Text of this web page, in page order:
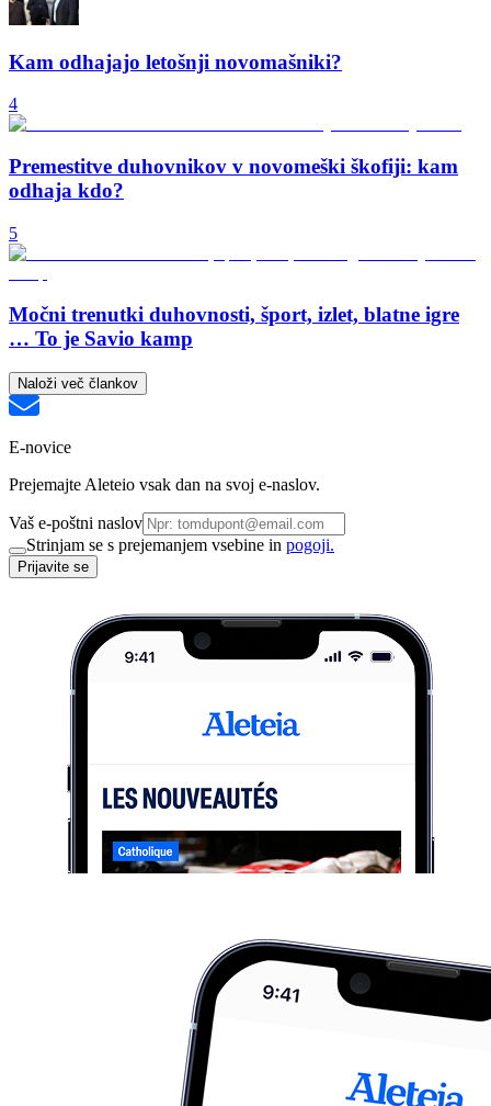
Kam odhajajo letošnji novomašniki?
4
Premestitve duhovnikov v novomeški škofiji: kam
odhaja kdo?
5
Močni trenutki duhovnosti, šport, izlet, blatne igre
… To je Savio kamp
Naloži več člankov
E-novice
Prejemajte Aleteio vsak dan na svoj e-naslov.
Vaš e-poštni naslov
Strinjam se s prejemanjem vsebine in pogoji.
Prijavite se